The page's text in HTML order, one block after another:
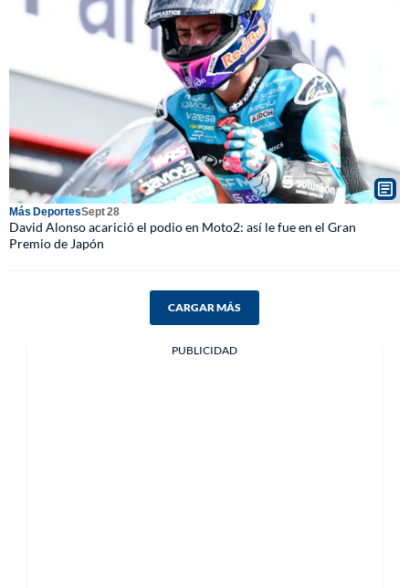
Más DeportesSept 28
David Alonso acarició el podio en Moto2: así le fue en el Gran
Premio de Japón
CARGAR MÁS
PUBLICIDAD